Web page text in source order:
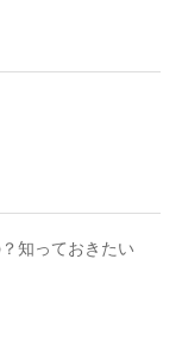
知っておきたい